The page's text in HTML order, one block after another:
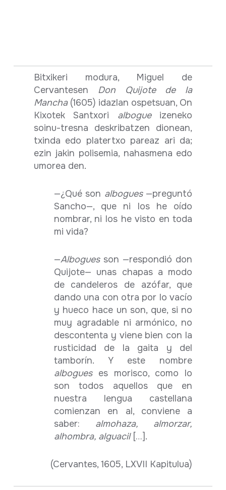
Bitxikeri modura, Miguel de
Cervantesen Don Quijote de la
Mancha(1605) idazlan ospetsuan, On
Kixotek Santxori albogueizeneko
soinu-tresna deskribatzen dionean,
txinda edo platertxo pareaz ari da;
ezin jakin polisemia, nahasmena edo
umorea den.
—¿Qué son albogues—preguntó
Sancho—, que ni los he oído
nombrar, ni los he visto en toda
mi vida?
—Alboguesson —respondió don
Quijote— unas chapas a modo
de candeleros de azófar, que
dando una con otra por lo vacío
y hueco hace un son, que, si no
muy agradable ni armónico, no
descontenta y viene bien con la
rusticidad de la gaita y del
tamborín. Y este nombre
albogueses morisco, como lo
son todos aquellos que en
nuestra lengua castellana
comienzan en al, conviene a
saber: almohaza, almorzar,
alhombra, alguacil[…].
(Cervantes, 1605, LXVII Kapitulua)